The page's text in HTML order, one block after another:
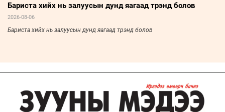
Бариста хийх нь залуусын дунд яагаад трэнд болов
2026-08-06
Бариста хийх нь залуусын дунд яагаад трэнд болов